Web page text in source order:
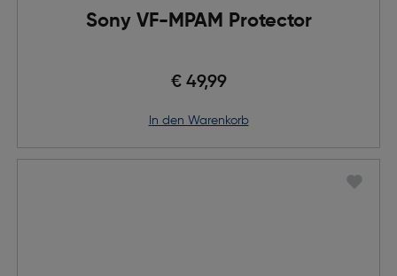
Sony VF-MPAM Protector
€ 49,99
in den Warenkorb